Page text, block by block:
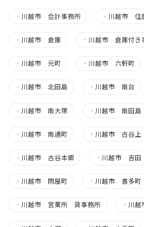
・ 川越市 会計事務所 ・ 川越市 住
・ 川越市 倉庫 ・ 川越市 倉庫付き
・ 川越市 元町 ・ 川越市 六軒町
・ 川越市 北田島 ・ 川越市 南台
・ 川越市 南大塚 ・ 川越市 南田島
・ 川越市 南通町 ・ 川越市 古谷上
・ 川越市 古谷本郷 ・ 川越市 吉田
・ 川越市 問屋町 ・ 川越市 喜多町
・ 川越市 営業所 貸事務所 ・ 川